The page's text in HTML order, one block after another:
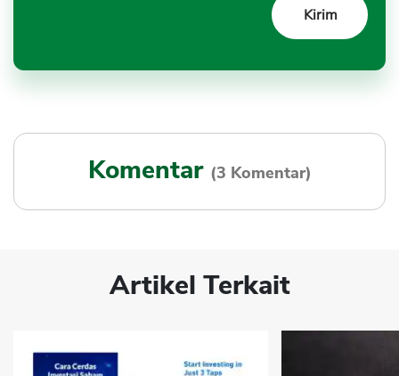
Komentar (3 Komentar)
Artikel Terkait